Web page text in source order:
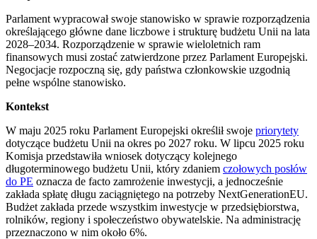
Parlament wypracował swoje stanowisko w sprawie rozporządzenia
określającego główne dane liczbowe i strukturę budżetu Unii na lata
2028–2034. Rozporządzenie w sprawie wieloletnich ram
finansowych musi zostać zatwierdzone przez Parlament Europejski.
Negocjacje rozpoczną się, gdy państwa członkowskie uzgodnią
pełne wspólne stanowisko.
Kontekst
W maju 2025 roku Parlament Europejski określił swoje priorytety
dotyczące budżetu Unii na okres po 2027 roku. W lipcu 2025 roku
Komisja przedstawiła wniosek dotyczący kolejnego
długoterminowego budżetu Unii, który zdaniem czołowych posłów
do PE oznacza de facto zamrożenie inwestycji, a jednocześnie
zakłada spłatę długu zaciągniętego na potrzeby NextGenerationEU.
Budżet zakłada przede wszystkim inwestycje w przedsiębiorstwa,
rolników, regiony i społeczeństwo obywatelskie. Na administrację
przeznaczono w nim około 6%.